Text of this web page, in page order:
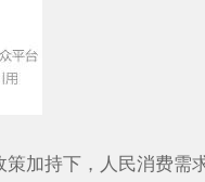
加持下，人民消费需